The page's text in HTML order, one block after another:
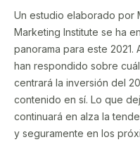
Un estudio elaborado por
Marketing Institute se ha
panorama para este
han respondido sobre
centrará la inversión del
contenido en sí. Lo que
continuará en alza la
y seguramente en los